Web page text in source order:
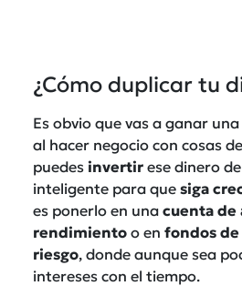
¿Cómo duplicar tu
Es obvio que vas a ganar
al hacer negocio con cosas
puedes invertir ese dinero
inteligente para que siga
es ponerlo en una cuenta de
rendimiento o en fondos
riesgo, donde aunque sea
intereses con el tiempo.